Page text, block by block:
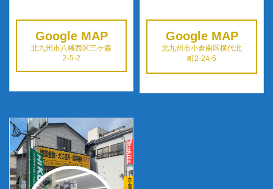
Google MAP
北九州市八幡西区三ケ森
2-5-2
Google MAP
北九州市小倉南区横代北
町2-24-5